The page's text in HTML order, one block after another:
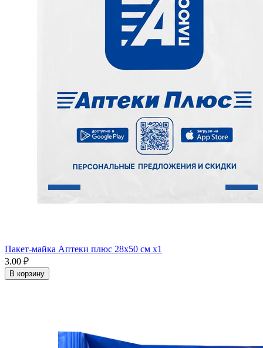
Пакет-майка Аптеки плюс 28х50 см x1
3.00 ₽
В корзину